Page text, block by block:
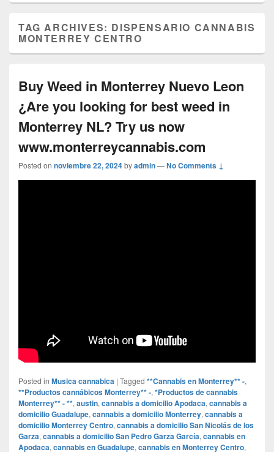
TAG ARCHIVES: DISPENSARIO CANNABIS
MONTERREY CENTRO
Buy Weed in Monterrey Nuevo Leon
¿Are you looking for best weed in
Monterrey NL? Try us now
www.monterreycannabis.com
Posted on noviembre 22, 2024byadmin—No Comments ↓
Posted in Musica cannabica | Tagged **Cannabis en Monterrey** -,
**Productos cannábicos Monterrey** -, *Productos de cannabis
Monterrey** - **, austin, cannabis a domicilio Apodaca, cannabis a
domicilio Guadalupe, cannabis a domicilio Monterrey, cannabis a
domicilio Monterrey Centro, cannabis a domicilio San Nicolás de los
Garza, cannabis a domicilio San Pedro Garza García, cannabis en
Apodaca, cannabis en Guadalupe, cannabis en Monterrey Centro,